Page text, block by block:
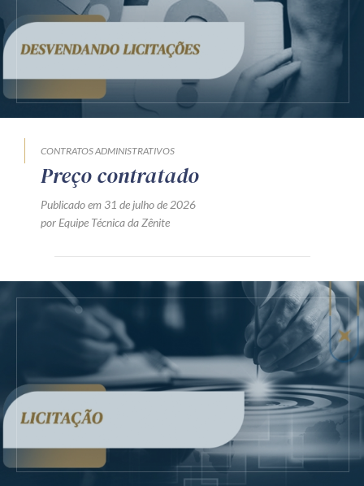
CONTRATOS ADMINISTRATIVOS
Preço contratado
Publicado em 31 de julho de 2026
por Equipe Técnica da Zênite